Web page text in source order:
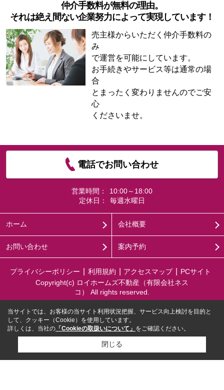
仲介手数料が無料の理由。
それは絶え間ない企業努力によって実現しています！
売主様からいただく仲介手数料の
み
で運営を可能にしています。
お手続きやサービス等は通常の場
合
とまったく変わりませんのでご安
心
くださいませ。
電話でお問い合わせ
営業時間：
10:00～18:00
定休日：
毎週水曜日
ホーム 会社概要
お問い合わせ 案内予約
プライバシーポリシー 利用規約 アクセスマップ
PCサイト
Copyright(c) ロイホームズ不動産（有限会社ネス
コ） All rights reserved.
当サイトでは、お客様の当サイト利用状況把握、サービス向上検討を目的と
して、クッキー（Cookie）を使用しています。
詳しくは、当社の 「Cookieの取扱いについて」 をご確認ください。
閉じる